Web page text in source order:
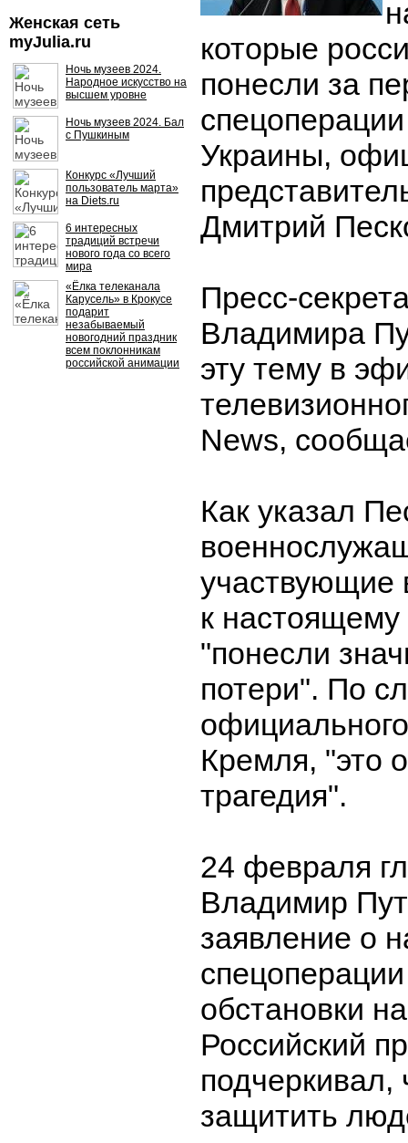
Женская сеть
myJulia.ru
Ночь музеев 2024.
Народное искусство на
высшем уровне
Ночь музеев 2024. Бал
с Пушкиным
Конкурс «Лучший
пользователь марта»
на Diets.ru
6 интересных
традиций встречи
нового года со всего
мира
«Ёлка телеканала
Карусель» в Крокусе
подарит
незабываемый
новогодний праздник
всем поклонникам
российской анимации
которые
понесли за
Украины,
Дмитрий
Пресс-
Владимира
эту тему в
News,
Как указал
участвующие
к
"понесли
потери". По
Кремля, "это
трагедия".
24 февраля
Владимир
заявление о
обстановки
Российский
подчеркивал,
защитить